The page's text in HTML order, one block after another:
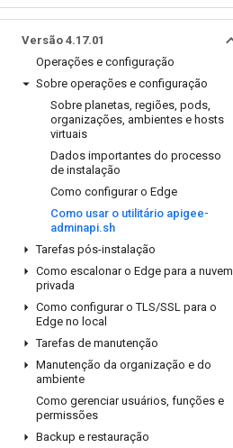
Versão 4.17.01
Operações e configuração
Sobre operações e configuração
Sobre planetas, regiões, pods,
organizações, ambientes e hosts
virtuais
Dados importantes do processo
de instalação
Como configurar o Edge
Como usar o utilitário apigee-
adminapi.sh
Tarefas pós-instalação
Como escalonar o Edge para a nuvem
privada
Como configurar o TLS/SSL para o
Edge no local
Tarefas de manutenção
Manutenção da organização e do
ambiente
Como gerenciar usuários, funções e
permissões
Backup e restauração